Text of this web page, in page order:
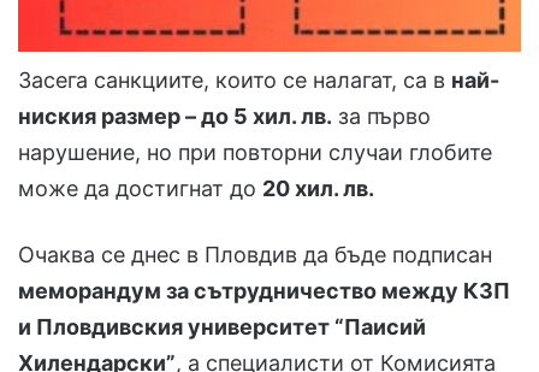
Засега санкциите, които се налагат, са в най-
ниския размер – до 5 хил. лв. за първо
нарушение, но при повторни случаи глобите
може да достигнат до 20 хил. лв.
Очаква се днес в Пловдив да бъде подписан
меморандум за сътрудничество между КЗП
и Пловдивския университет “Паисий
Хилендарски”, а специалисти от Комисията